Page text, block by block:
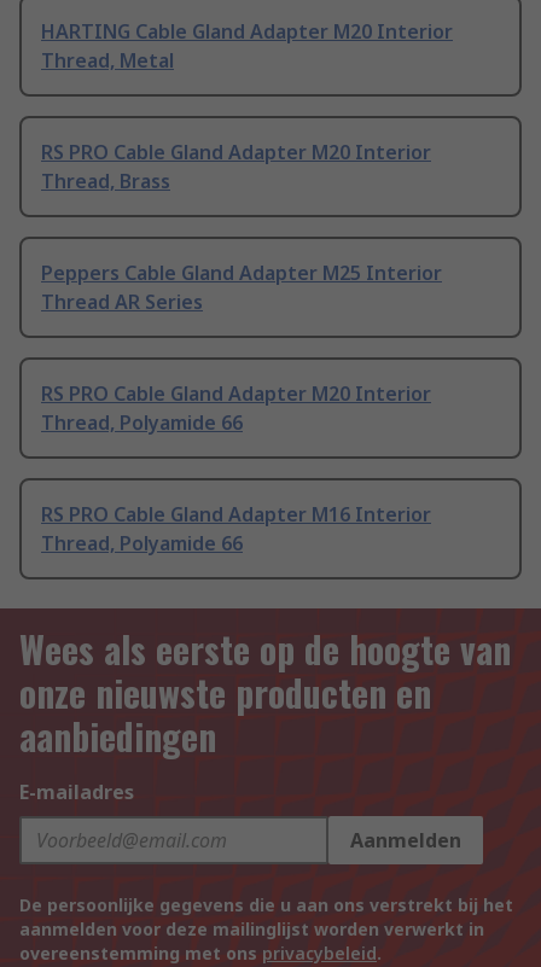
HARTING Cable Gland Adapter M20 Interior
Thread, Metal
RS PRO Cable Gland Adapter M20 Interior
Thread, Brass
Peppers Cable Gland Adapter M25 Interior
Thread AR Series
RS PRO Cable Gland Adapter M20 Interior
Thread, Polyamide 66
RS PRO Cable Gland Adapter M16 Interior
Thread, Polyamide 66
Wees als eerste op de hoogte van
onze nieuwste producten en
aanbiedingen
E-mailadres
Aanmelden
De persoonlijke gegevens die u aan ons verstrekt bij het
aanmelden voor deze mailinglijst worden verwerkt in
overeenstemming met ons privacybeleid.